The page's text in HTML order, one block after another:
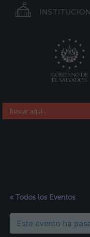
« Todos los Eventos
Este evento ha